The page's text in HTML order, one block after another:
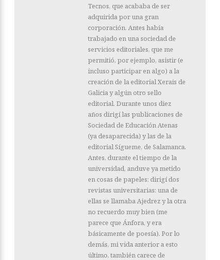
Tecnos, que acababa de ser
adquirida por una gran
corporación. Antes había
trabajado en una sociedad de
servicios editoriales, que me
permitió, por ejemplo, asistir (e
incluso participar en algo) a la
creación de la editorial Xerais de
Galicia y algún otro sello
editorial. Durante unos diez
años dirigí las publicaciones de
Sociedad de Educación Atenas
(ya desaparecida) y las de la
editorial Sígueme, de Salamanca.
Antes, durante el tiempo de la
universidad, anduve ya metido
en cosas de papeles: dirigí dos
revistas universitarias: una de
ellas se llamaba Ajedrez y la otra
no recuerdo muy bien (me
parece que Ánfora, y era
básicamente de poesía). Por lo
demás, mi vida anterior a esto
último, también carece de